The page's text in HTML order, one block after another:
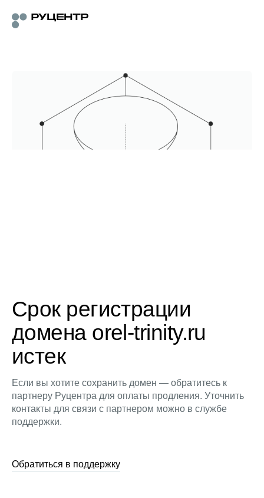
Срок регистрации
домена orel-trinity.ru
истек
Если вы хотите сохранить домен — обратитесь к
партнеру Руцентра для оплаты продления. Уточнить
контакты для связи с партнером можно в службе
поддержки.
Обратиться в поддержку